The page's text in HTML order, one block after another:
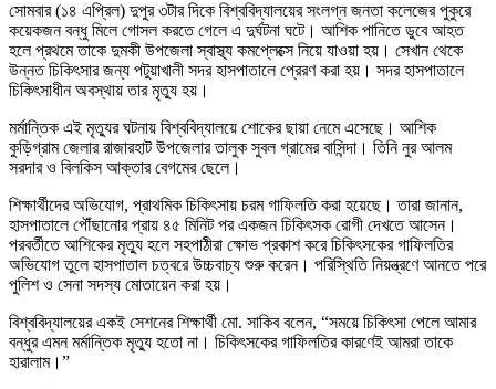
সোমবার (১৪ এপ্রিল) দুপুর ৩টার দিকে বিশ্ববিদ্যালয়ের সংলগ্ন জনতা কলেজের পুকুরে
কয়েকজন বন্ধু মিলে গোসল করতে গেলে এ দুর্ঘটনা ঘটে। আশিক পানিতে ডুবে আহত
হলে প্রথমে তাকে দুমকী উপজেলা স্বাস্থ্য কমপ্লেক্সে নিয়ে যাওয়া হয়। সেখান থেকে
উন্নত চিকিৎসার জন্য পটুয়াখালী সদর হাসপাতালে প্রেরণ করা হয়। সদর হাসপাতালে
চিকিৎসাধীন অবস্থায় তার মৃত্যু হয়।
মর্মান্তিক এই মৃত্যুর ঘটনায় বিশ্ববিদ্যালয়ে শোকের ছায়া নেমে এসেছে। আশিক
কুড়িগ্রাম জেলার রাজারহাট উপজেলার তালুক সুবল গ্রামের বাসিন্দা। তিনি নুর আলম
সরদার ও বিলকিস আক্তার বেগমের ছেলে।
শিক্ষার্থীদের অভিযোগ, প্রাথমিক চিকিৎসায় চরম গাফিলতি করা হয়েছে। তারা জানান,
হাসপাতালে পৌঁছানোর প্রায় ৪৫ মিনিট পর একজন চিকিৎসক রোগী দেখতে আসেন।
পরবর্তীতে আশিকের মৃত্যু হলে সহপাঠীরা ক্ষোভ প্রকাশ করে চিকিৎসকের গাফিলতির
অভিযোগ তুলে হাসপাতাল চত্বরে উচ্চবাচ্য শুরু করেন। পরিস্থিতি নিয়ন্ত্রণে আনতে পরে
পুলিশ ও সেনা সদস্য মোতায়েন করা হয়।
বিশ্ববিদ্যালয়ের একই সেশনের শিক্ষার্থী মো. সাকিব বলেন, “সময়ে চিকিৎসা পেলে আমার
বন্ধুর এমন মর্মান্তিক মৃত্যু হতো না। চিকিৎসকের গাফিলতির কারণেই আমরা তাকে
হারালাম।”